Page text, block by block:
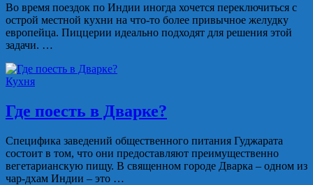
Во время поездок по Индии иногда хочется переключиться с
острой местной кухни на что-то более привычное желудку
европейца. Пиццерии идеально подходят для решения этой
задачи. …
Кухня
Где поесть в Дварке?
Специфика заведений общественного питания Гуджарата
состоит в том, что они предоставляют преимущественно
вегетарианскую пищу. В священном городе Дварка – одном из
чар-дхам Индии – это …